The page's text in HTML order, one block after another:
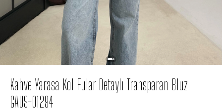
Kahve Yarasa Kol Fular Detaylı Transparan Bluz
GAUS-01294